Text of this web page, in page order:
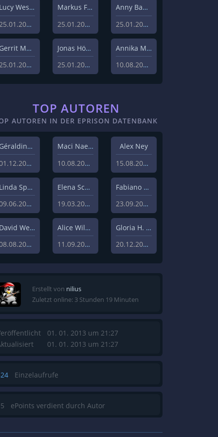
Lucy Westphal
25.01.2024
Markus Fiedler
25.01.2024
Anny Bader
25.01.2024
Gerrit Menk
25.01.2024
Jonas Höger
25.01.2024
Annika Menzel
10.08.2023
TOP AUTOREN
AUTOREN IN DER EPRISON DATENBANK
Géraldine Hohmann
01.12.2020
Maci Naeem Cheema
10.08.2020
Alex Ney
15.08.2019
Linda Sprenger
09.06.2019
Elena Schulz
19.03.2019
Fabiano Uslenghi
23.09.2019
David Weisz
08.08.2020
Alice Wilczynski
11.09.2020
Gloria H. Manderfeld
20.12.2019
Erstellt von nilius
Zuletzt online: 3 Stunden 19 Minuten
01. 01. 2013 um 21:27
01. 01. 2013 um 21:27
Einzelaufrufe
ePoints verdient durch Autor